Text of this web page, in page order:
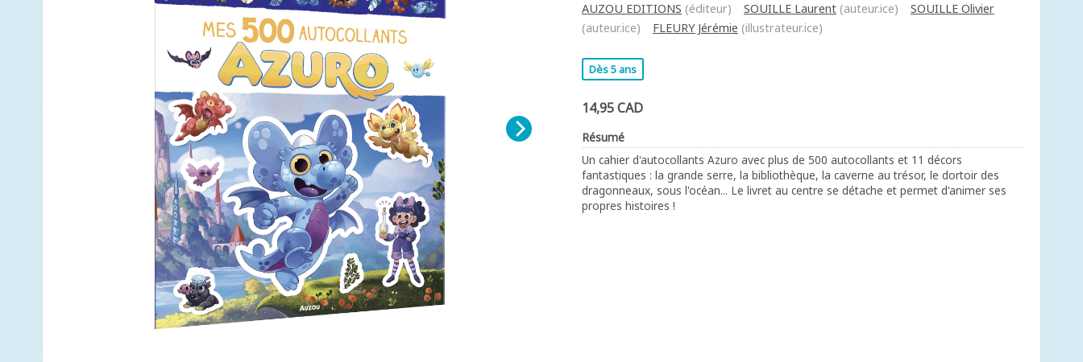
AUZOU EDITIONS (éditeur) SOUILLE Laurent (auteur.ice)
SOUILLE Olivier
(auteur.ice)
FLEURY Jérémie (illustrateur.ice)
Dès 5 ans
14,95 CAD
Résumé
Un cahier d'autocollants Azuro avec plus de 500 autocollants et 11 décors
fantastiques : la grande serre, la bibliothèque, la caverne au trésor, le dortoir des
dragonneaux, sous l'océan... Le livret au centre se détache et permet d'animer ses
propres histoires !